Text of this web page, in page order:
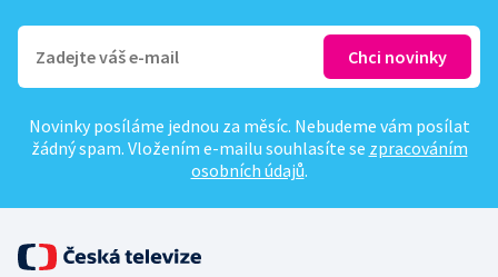
Novinky posíláme jednou za měsíc. Nebudeme vám posílat
žádný spam. Vložením e-mailu souhlasíte se zpracováním
osobních údajů.